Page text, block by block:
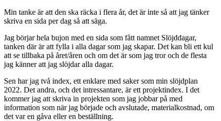
Min tanke är att den ska räcka i flera år, det är inte så att jag tänker
skriva en sida per dag så att säga.
Jag börjar hela bujon med en sida som fått namnet Slöjddagar,
tanken där är att fylla i alla dagar som jag skapar. Det kan bli ett kul
att se tillbaka på året/åren och om det är som jag tror och de flesta
jag känner att jag slöjdar alla dagar.
Sen har jag två index, ett enklare med saker som min slöjdplan
2022. Det andra, och det intressantare, är ett projektindex. I det
kommer jag att skriva in projekten som jag jobbar på med
information som när jag började och avslutade, materialkostnad, om
det var en gåva eller en beställning.